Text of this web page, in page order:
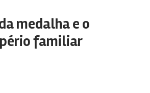
medalha e o
familiar